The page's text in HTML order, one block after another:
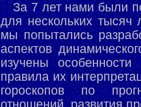
За 7 лет нами были
для нескольких
мы попытались
аспектов
изучены
правила их
гороскопов по
отношений, развития